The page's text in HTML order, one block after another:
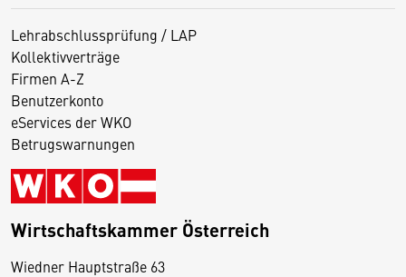
Lehrabschlussprüfung / LAP
Kollektivverträge
Firmen A-Z
Benutzerkonto
eServices der WKO
Betrugswarnungen
Wirtschaftskammer Österreich
Wiedner Hauptstraße 63
D